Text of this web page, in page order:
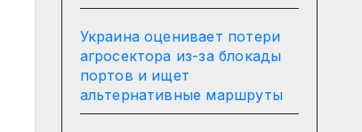
Украина оценивает потери
агросектора из-за блокады
портов и ищет
альтернативные маршруты